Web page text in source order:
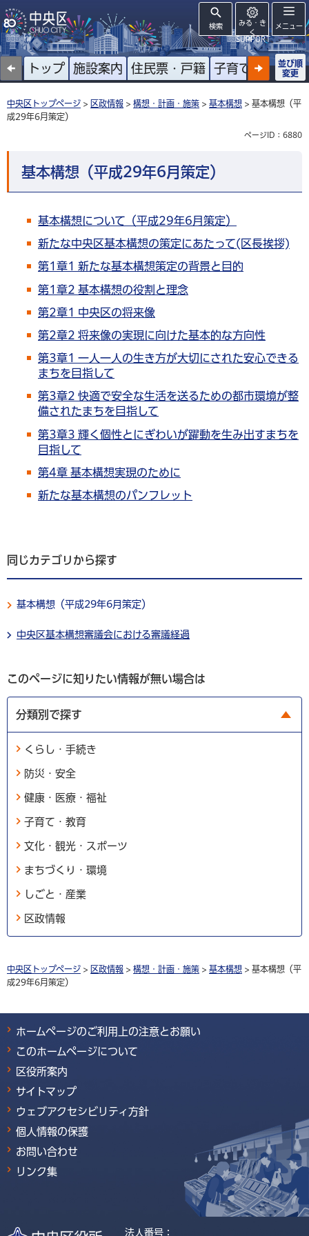
検索
みる・き
く
SUPPORT
メニュー
トップ 施設案内 住民票・戸籍 子育て 高齢者
並び順
変更
中央区トップページ > 区政情報 > 構想・計画・施策 > 基本構想 > 基本構想（平
成29年6月策定）
ページID：6880
基本構想（平成29年6月策定）
基本構想について（平成29年6月策定）
新たな中央区基本構想の策定にあたって(区長挨拶)
第1章1 新たな基本構想策定の背景と目的
第1章2 基本構想の役割と理念
第2章1 中央区の将来像
第2章2 将来像の実現に向けた基本的な方向性
第3章1 一人一人の生き方が大切にされた安心できる
まちを目指して
第3章2 快適で安全な生活を送るための都市環境が整
備されたまちを目指して
第3章3 輝く個性とにぎわいが躍動を生み出すまちを
目指して
第4章 基本構想実現のために
新たな基本構想のパンフレット
同じカテゴリから探す
基本構想（平成29年6月策定）
中央区基本構想審議会における審議経過
このページに知りたい情報が無い場合は
分類別で探す
くらし・手続き
防災・安全
健康・医療・福祉
子育て・教育
文化・観光・スポーツ
まちづくり・環境
しごと・産業
区政情報
中央区トップページ > 区政情報 > 構想・計画・施策 > 基本構想 > 基本構想（平
成29年6月策定）
ホームページのご利用上の注意とお願い
このホームページについて
区役所案内
サイトマップ
ウェブアクセシビリティ方針
個人情報の保護
お問い合わせ
リンク集
法人番号：